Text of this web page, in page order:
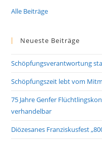
Alle Beiträge
Neueste Beiträge
Schöpfungsverantwortung
Schöpfungszeit lebt vom
75 Jahre Genfer
verhandelbar
Diözesanes Franziskusfest